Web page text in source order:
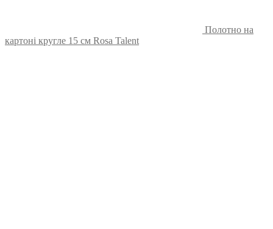
Полотно на
картоні кругле 15 см Rosa Talent